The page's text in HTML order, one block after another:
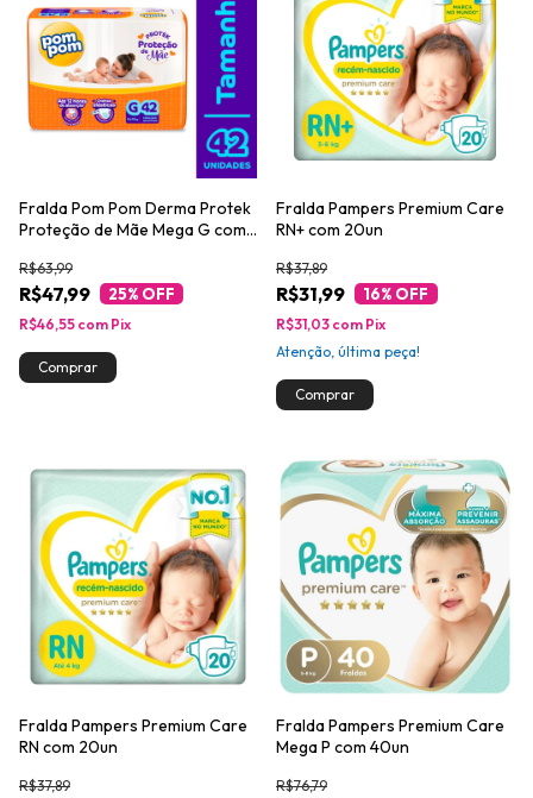
Fralda Pom Pom Derma Protek
Proteção de Mãe Mega G com
R$47,99
R$63,99
25% OFF
R$46,55 com Pix
Fralda Pampers Premium Care
RN+ com 20un
R$31,99
R$37,89
16% OFF
R$31,03 com Pix
Atenção, última peça!
Fralda Pampers Premium Care
RN com 20un
R$37,89
Fralda Pampers Premium Care
Mega P com 40un
R$76,79